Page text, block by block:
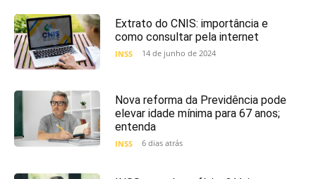
Extrato do CNIS: importância e
como consultar pela internet
INSS 14 de junho de 2024
Nova reforma da Previdência pode
elevar idade mínima para 67 anos;
entenda
INSS 6 dias atrás